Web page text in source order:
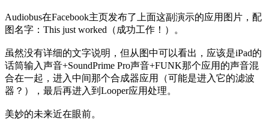
Audiobus在Facebook主页发布了上面这副演示的应用图片，配
图名字：This just worked（成功工作！）。
虽然没有详细的文字说明，但从图中可以看出，应该是iPad的
话筒输入声音+SoundPrime Pro声音+FUNK那个应用的声音混
合在一起，进入中间那个合成器应用（可能是进入它的滤波
器？），最后再进入到Looper应用处理。
美妙的未来近在眼前。